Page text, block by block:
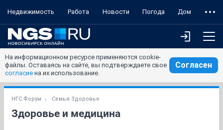
Недвижимость Работа Новости Погода Дом
На информационном ресурсе применяются cookie-
файлы. Оставаясь на сайте, вы подтверждаете свое
согласие на их использование.
Согласен
НГС.Форум Семья Здоровье
Здоровье и медицина